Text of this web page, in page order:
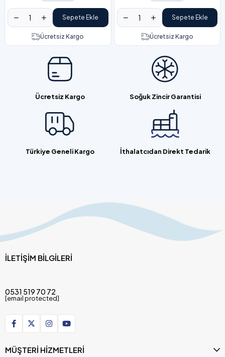
Sepete Ekle
Ücretsiz Kargo
Sepete Ekle
Ücretsiz Kargo
Ücretsiz Kargo Soğuk Zincir Garantisi
Türkiye Geneli Kargo İthalatcıdan Direkt Tedarik
İLETİŞİM BİLGİLERİ
0531 519 70 72
[email protected]
MÜŞTERİ HİZMETLERİ